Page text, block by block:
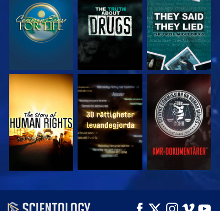
TITTA TITTA TITTA
TITTA TITTA TITTA
TITTA
UTFORSKA